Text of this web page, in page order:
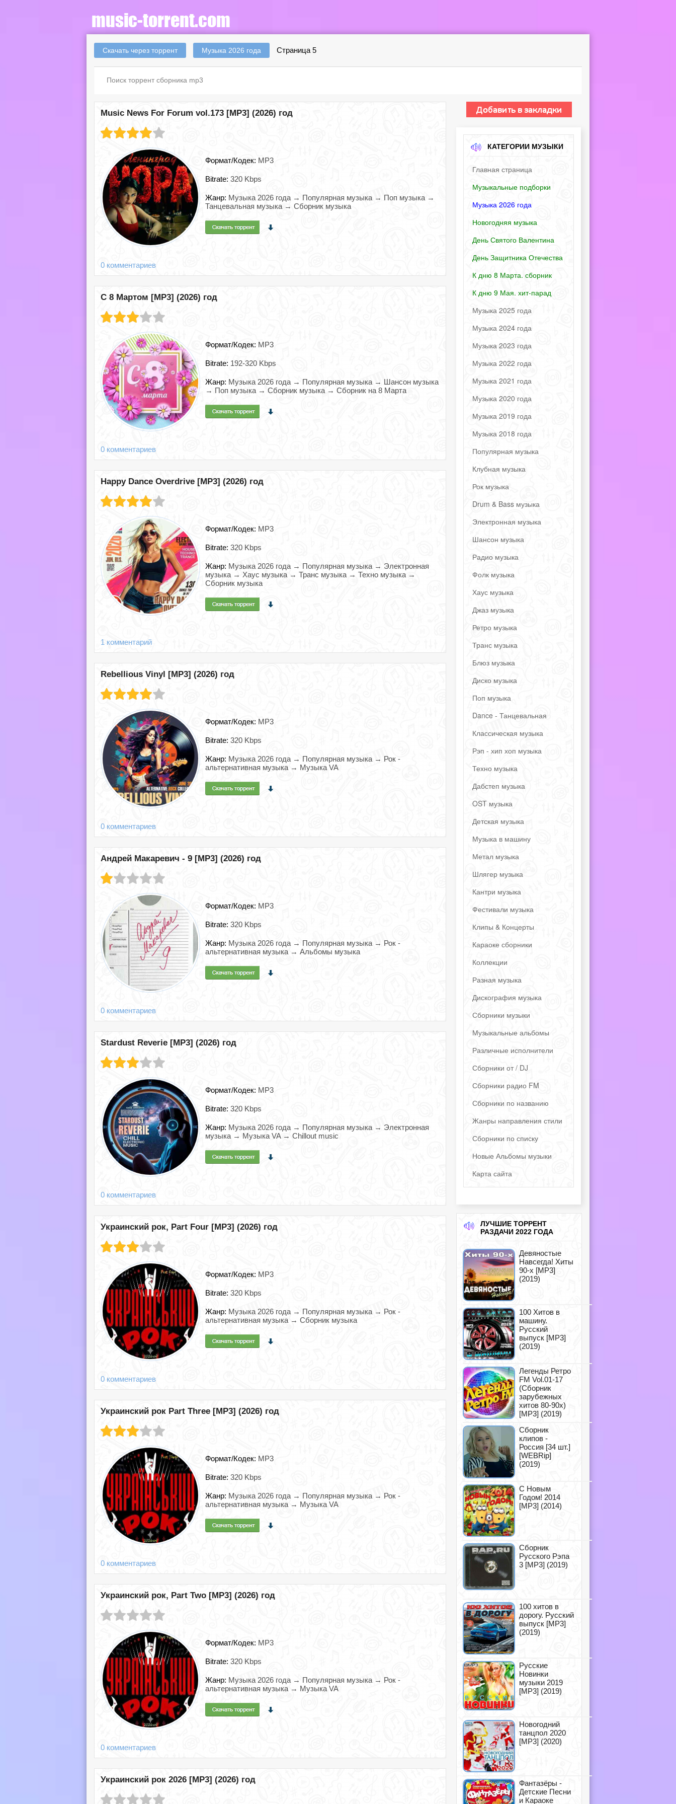
Скачать через торрент Музыка 2026 года Страница 5
Music News For Forum vol.173 [MP3] (2026) год
Формат/Кодек: MP3
Bitrate: 320 Kbps
Жанр: Музыка 2026 года → Популярная музыка → Поп музыка →
Танцевальная музыка → Сборник музыка
0 комментариев
С 8 Мартом [MP3] (2026) год
Формат/Кодек: MP3
Bitrate: 192-320 Kbps
Жанр: Музыка 2026 года → Популярная музыка → Шансон музыка
→ Поп музыка → Сборник музыка → Сборник на 8 Марта
0 комментариев
Happy Dance Overdrive [MP3] (2026) год
Формат/Кодек: MP3
Bitrate: 320 Kbps
Жанр: Музыка 2026 года → Популярная музыка → Электронная
музыка → Хаус музыка → Транс музыка → Техно музыка →
Сборник музыка
1 комментарий
Rebellious Vinyl [MP3] (2026) год
Формат/Кодек: MP3
Bitrate: 320 Kbps
Жанр: Музыка 2026 года → Популярная музыка → Рок -
альтернативная музыка → Музыка VA
0 комментариев
Андрей Макаревич - 9 [MP3] (2026) год
Формат/Кодек: MP3
Bitrate: 320 Kbps
Жанр: Музыка 2026 года → Популярная музыка → Рок -
альтернативная музыка → Альбомы музыка
0 комментариев
Stardust Reverie [MP3] (2026) год
Формат/Кодек: MP3
Bitrate: 320 Kbps
Жанр: Музыка 2026 года → Популярная музыка → Электронная
музыка → Музыка VA → Chillout music
0 комментариев
Украинский рок, Part Four [MP3] (2026) год
Формат/Кодек: MP3
Bitrate: 320 Kbps
Жанр: Музыка 2026 года → Популярная музыка → Рок -
альтернативная музыка → Сборник музыка
0 комментариев
Украинский рок Part Three [MP3] (2026) год
Формат/Кодек: MP3
Bitrate: 320 Kbps
Жанр: Музыка 2026 года → Популярная музыка → Рок -
альтернативная музыка → Музыка VA
0 комментариев
Украинский рок, Part Two [MP3] (2026) год
Формат/Кодек: MP3
Bitrate: 320 Kbps
Жанр: Музыка 2026 года → Популярная музыка → Рок -
альтернативная музыка → Музыка VA
0 комментариев
Украинский рок 2026 [MP3] (2026) год
КАТЕГОРИИ МУЗЫКИ
Главная страница
Музыкальные подборки
Музыка 2026 года
Новогодняя музыка
День Святого Валентина
День Защитника Отечества
К дню 8 Марта. сборник
К дню 9 Мая. хит-парад
Музыка 2025 года
Музыка 2024 года
Музыка 2023 года
Музыка 2022 года
Музыка 2021 года
Музыка 2020 года
Музыка 2019 года
Музыка 2018 года
Популярная музыка
Клубная музыка
Рок музыка
Drum & Bass музыка
Электронная музыка
Шансон музыка
Радио музыка
Фолк музыка
Хаус музыка
Джаз музыка
Ретро музыка
Транс музыка
Блюз музыка
Диско музыка
Поп музыка
Dance - Танцевальная
Классическая музыка
Рэп - хип хоп музыка
Техно музыка
Дабстеп музыка
OST музыка
Детская музыка
Музыка в машину
Метал музыка
Шлягер музыка
Кантри музыка
Фестивали музыка
Клипы & Концерты
Караоке сборники
Коллекции
Разная музыка
Дискография музыка
Сборники музыки
Музыкальные альбомы
Различные исполнители
Сборники от / DJ
Сборники радио FM
Сборники по названию
Жанры направления стили
Сборники по списку
Новые Альбомы музыки
Карта сайта
ЛУЧШИЕ ТОРРЕНТ
РАЗДАЧИ 2022 ГОДА
Девяностые
Навсегда! Хиты
90-х [MP3]
(2019)
100 Хитов в
машину.
Русский
выпуск [MP3]
(2019)
Легенды Ретро
FM Vol.01-17
(Сборник
зарубежных
хитов 80-90х)
[MP3] (2019)
Сборник
клипов -
Россия [34 шт.]
[WEBRip]
(2019)
С Новым
Годом! 2014
[MP3] (2014)
Сборник
Русского Рэпа
3 [MP3] (2019)
100 хитов в
дорогу. Русский
выпуск [MP3]
(2019)
Русские
Новинки
музыки 2019
[MP3] (2019)
Новогодний
танцпол 2020
[MP3] (2020)
Фантазёры -
Детские Песни
и Караоке